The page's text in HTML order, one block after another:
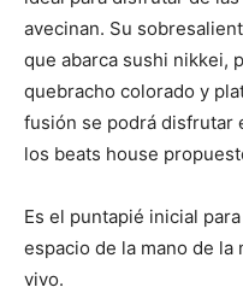
avecinan. Su
que abarca sushi nikkei,
quebracho colorado y
fusión se podrá disfrutar
los beats house
Es el puntapié inicial
espacio de la mano de
vivo.